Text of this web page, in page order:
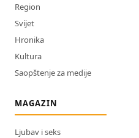
Region
Svijet
Hronika
Kultura
Saopštenje za medije
MAGAZIN
Ljubav i seks